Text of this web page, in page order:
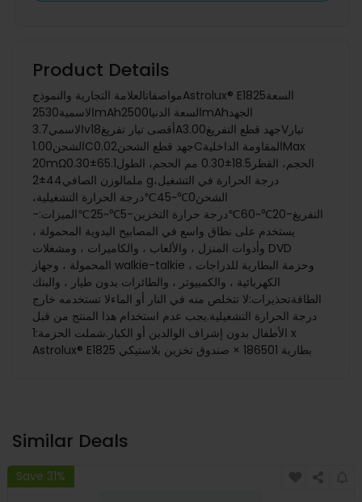
Product Details
مواصفاتالعلامة التجارية والنموذجAstrolux® E1825السعة
الاسمية2530mAhالسعة الدنيا2500mAhالجهد
الاسمي3.7vأقصى تيار تفريغ18Aجهد قطع التفريغ3.00Vتيار
الشحن1.00Cجهد قطع الشحن0.02Cالمقاومة الداخليةMax
20mΩالحجم، القطر18.5±0.30 مم الحجم، الطول65.1±0.30
ملمالوزن الصافي44±2 gدرجة الحرارة في التشغيل،
الشحن0℃~45℃درجة الحرارة التشغيلية،
التفريغ-20℃~60℃درجة حرارة التخزين-5℃~25℃الميزات:-
يستخدم على نطاق واسع في المصابيح اليدوية المحمولة ،
وأدوات المنزل ، والألعاب ، والكاميرات ، ومشغلات DVD
المحمولة ، وجهاز walkie-talkie ، وحزمة البطارية للدراجات
الكهربائية ، والكمبيوتر ، والطائرات بدون طيار ، والبنك
الطاقةتحذيرات:لا تتخلص منه في النار أو الماءلا تستخدمه خارج
درجة الحرارة التشغيلية.يجب عدم استخدام هذا المنتج من قبل
الأطفال بدون إشراف الوالدين أو الكبار.شملت الحزمة:1 x
Astrolux® E1825 بطارية 186501 × صندوق تخزين بلاستيكي
Similar Deals
Save 31%